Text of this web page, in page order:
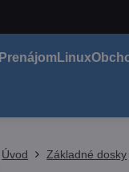
Prenájom Linux
Úvod Základné dosky